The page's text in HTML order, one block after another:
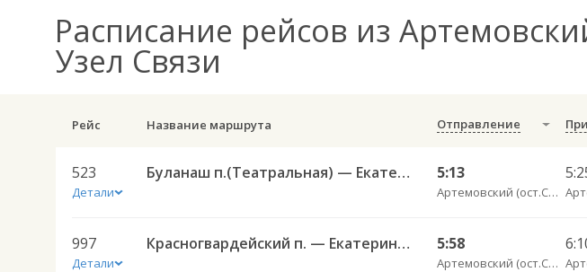
Расписание рейсов из
Узел Связи
Рейс Название маршрута Отправление
523
Детали
Буланаш п.(Театральная) — Екатеринбург АВ Северный 523 5:13
Артемовский (ост.Советская)
997
Детали
Красногвардейский п. — Екатеринбург АВ Северный 997 5:58
Артемовский (ост.Советская)